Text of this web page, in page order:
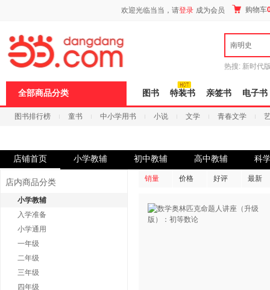
欢迎光临当当，请登录 成为会员 购物车
南明史
热搜: 新时代
全部商品分类 图书 特装书 亲签书 电子书
图书排行榜 童书 中小学用书 小说 文学 青春文学
店铺首页 小学教辅 初中教辅 高中教辅 科
店内商品分类
小学教辅
入学准备
小学通用
一年级
二年级
三年级
四年级
销量 价格 好评 最新
页
浪
键
打